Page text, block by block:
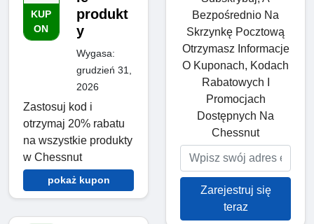
KUP
ON
produkt
y
Wygasa:
grudzień 31,
2026
Zastosuj kod i
otrzymaj 20% rabatu
na wszystkie produkty
w Chessnut
pokaż kupon
Bezpośrednio Na
Skrzynkę Pocztową
Otrzymasz Informacje
O Kuponach, Kodach
Rabatowych I
Promocjach
Dostępnych Na
Chessnut
Zarejestruj się
teraz